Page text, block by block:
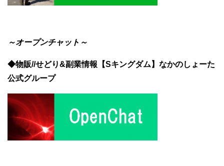
～オープンチャット～
◆物販//せどり&副業情報【Sキングダム】なかのしょーた
公式グループ